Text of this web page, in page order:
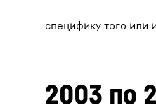
специфику того или
2003 по